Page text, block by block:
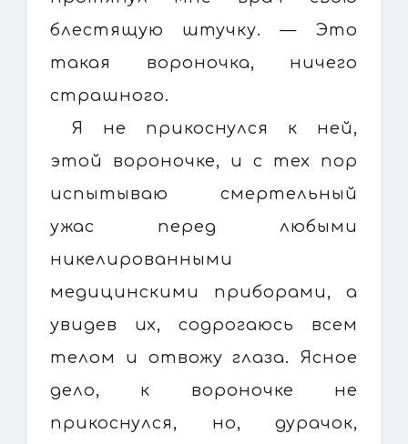
блестящую штучку. — Это
такая вороночка, ничего
страшного.
Я не прикоснулся к ней,
этой вороночке, и с тех пор
испытываю смертельный
ужас перед любыми
никелированными
медицинскими приборами, а
увидев их, содрогаюсь всем
телом и отвожу глаза. Ясное
дело, к вороночке не
прикоснулся, но, дурачок,